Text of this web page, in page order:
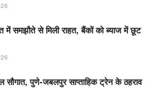
समझौते से मिली राहत, बैंकों को ब्याज में छूट
सौगात, पुणे-जबलपुर साप्ताहिक ट्रेन के ठहराव